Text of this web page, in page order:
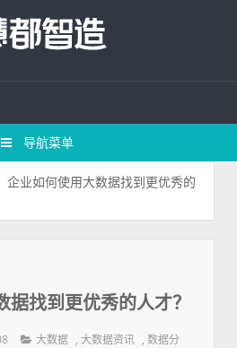
导航菜单
企业如何使用大数据找到更优秀的
找到更优秀的人才？
大数据 ,大数据资讯 ,数据分